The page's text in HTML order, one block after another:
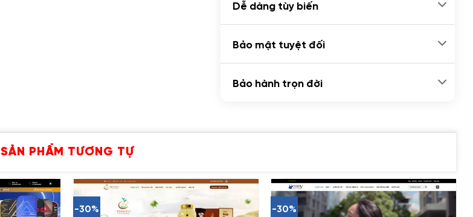
Dễ dàng tùy biến
Bảo mật tuyệt đối
Bảo hành trọn đời
SẢN PHẨM TƯƠNG TỰ
-30% -30%